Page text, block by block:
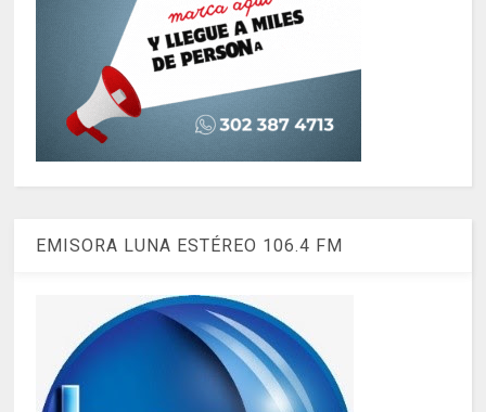
EMISORA LUNA ESTÉREO 106.4 FM